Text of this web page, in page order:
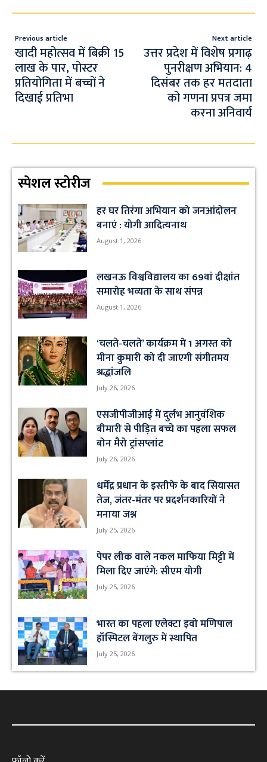
o
o
k
s
A
p
p
a
m
e
Previous article
खादी महोत्सव में बिक्री 15
लाख के पार, पोस्टर
प्रतियोगिता में बच्चों ने
दिखाई प्रतिभा
Next article
उत्तर प्रदेश में विशेष प्रगाढ़
पुनरीक्षण अभियान: 4
दिसंबर तक हर मतदाता
को गणना प्रपत्र जमा
करना अनिवार्य
स्पेशल स्टोरीज
हर घर तिरंगा अभियान को जनआंदोलन
बनाएं : योगी आदित्यनाथ
August 1, 2026
लखनऊ विश्वविद्यालय का 69वां दीक्षांत
समारोह भव्यता के साथ संपन्न
August 1, 2026
‘चलते-चलते’ कार्यक्रम में 1 अगस्त को
मीना कुमारी को दी जाएगी संगीतमय
श्रद्धांजलि
July 26, 2026
एसजीपीजीआई में दुर्लभ आनुवंशिक
बीमारी से पीड़ित बच्चे का पहला सफल
बोन मैरो ट्रांसप्लांट
July 26, 2026
धर्मेंद्र प्रधान के इस्तीफे के बाद सियासत
तेज, जंतर-मंतर पर प्रदर्शनकारियों ने
मनाया जश्न
July 25, 2026
पेपर लीक वाले नकल माफिया मिट्टी में
मिला दिए जाएंगे: सीएम योगी
July 25, 2026
भारत का पहला एलेक्टा इवो मणिपाल
हॉस्पिटल बेंगलुरु में स्थापित
July 25, 2026